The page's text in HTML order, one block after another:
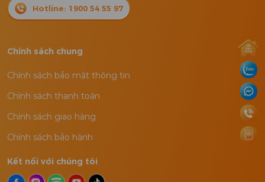
Hotline: 1900 54 55 97
Chính sách chung
Chính sách bảo mật thông tin
Chính sách thanh toán
Chính sách giao hàng
Chính sách bảo hành
Kết nối với chúng tôi